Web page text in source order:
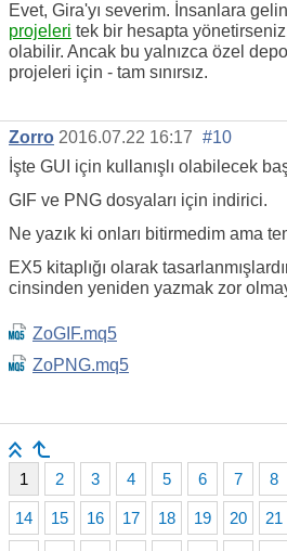
Evet, Gira'yı severim. İnsanlara
projeleri tek bir hesapta
olabilir. Ancak bu yalnızca özel
projeleri için - tam sınırsız.
Zorro 2016.07.22 16:17 #10
İşte GUI için kullanışlı olabilecek
GIF ve PNG dosyaları için indirici.
Ne yazık ki onları bitirmedim ama
EX5 kitaplığı olarak
cinsinden yeniden yazmak zor
ZoGIF.mq5
ZoPNG.mq5
1 2 3 4 5 6 7 8
14 15 16 17 18 19 20 21